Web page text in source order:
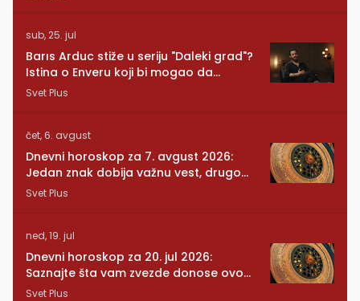
sub, 25. jul
Barıs Arduc stiže u seriju "Daleki grad"?
Istina o Enveru koji bi mogao da
promeni sve
Svet Plus
čet, 6. avgust
Dnevni horoskop za 7. avgust 2026:
Jedan znak dobija važnu vest, drugom
se vraća osoba iz prošlosti
Svet Plus
ned, 19. jul
Dnevni horoskop za 20. jul 2026:
Saznajte šta vam zvezde donose ovog
ponedeljka
Svet Plus